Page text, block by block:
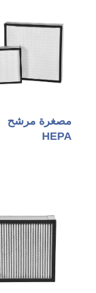
مصغرة مرشح
HEPA